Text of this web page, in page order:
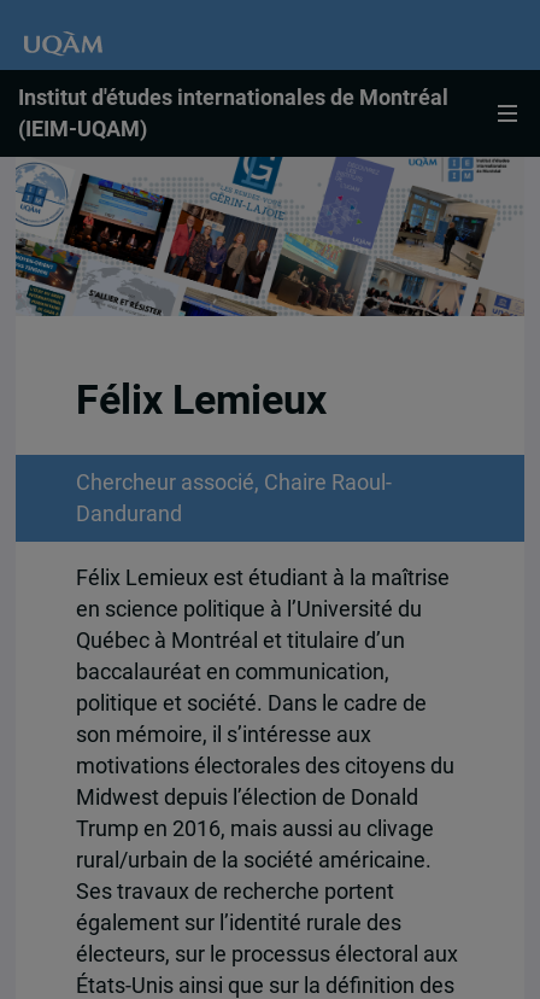
Institut d'études internationales de Montréal
(IEIM-UQAM)
Félix Lemieux
Chercheur associé, Chaire Raoul-
Dandurand
Félix Lemieux est étudiant à la maîtrise
en science politique à l’Université du
Québec à Montréal et titulaire d’un
baccalauréat en communication,
politique et société. Dans le cadre de
son mémoire, il s’intéresse aux
motivations électorales des citoyens du
Midwest depuis l’élection de Donald
Trump en 2016, mais aussi au clivage
rural/urbain de la société américaine.
Ses travaux de recherche portent
également sur l’identité rurale des
électeurs, sur le processus électoral aux
États-Unis ainsi que sur la définition des